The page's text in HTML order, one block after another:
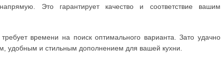
Это гарантирует качество и соответствие вашим
времени на поиск оптимального варианта. Зато удачно
удобным и стильным дополнением для вашей кухни.